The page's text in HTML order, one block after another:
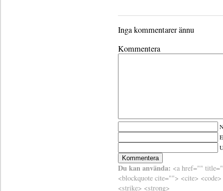
Inga kommentarer ännu
Kommentera
Du kan använda: <a href=""
<blockquote cite=""> <cite>
<strike> <strong>